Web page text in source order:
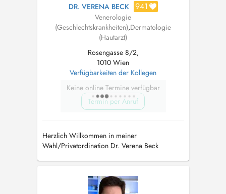
DR. VERENA BECK 941
Venerologie
(Geschlechtskrankheiten),Dermatologie
(Hautarzt)
Rosengasse 8/2,
1010 Wien
Verfügbarkeiten der Kollegen
Keine online Termine verfügbar
Termin per Anruf
Herzlich Willkommen in meiner
Wahl/Privatordination Dr. Verena Beck